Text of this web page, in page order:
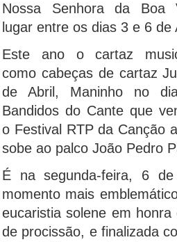
Nossa Senhora da Boa
lugar entre os dias 3 e 6 de
Este ano o cartaz
como cabeças de cartaz
de Abril, Maninho no
Bandidos do Cante que
o Festival RTP da Canção
sobe ao palco João Pedro
É na segunda-feira, 6
momento mais
eucaristia solene em
de procissão, e finalizada